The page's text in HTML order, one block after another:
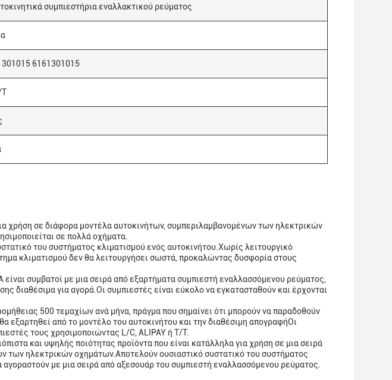
συμπιεστήρια εναλλακτικού ρεύματος
6161301015
χρήση σε διάφορα μοντέλα αυτοκινήτων, συμπεριλαμβανομένων των ηλεκτρικών
σε πολλά οχήματα.
του συστήματος κλιματισμού ενός αυτοκινήτου.Χωρίς λειτουργικό
κλιματισμού δεν θα λειτουργήσει σωστά, προκαλώντας δυσφορία στους
συμβατοί με μια σειρά από εξαρτήματα συμπιεστή εναλλασσόμενου ρεύματος,
διαθέσιμα για αγορά.Οι συμπιεστές είναι εύκολο να εγκατασταθούν και έρχονται
500 τεμαχίων ανά μήνα, πράγμα που σημαίνει ότι μπορούν να παραδοθούν
από το μοντέλο του αυτοκινήτου και την διαθέσιμη απογραφήΟι
τους χρησιμοποιώντας L/C, ALIPAY ή T/T.
και υψηλής ποιότητας προϊόντα που είναι κατάλληλα για χρήση σε μια σειρά
των ηλεκτρικών οχημάτων.Αποτελούν ουσιαστικό συστατικό του συστήματος
αγοραστούν με μια σειρά από αξεσουάρ του συμπιεστή εναλλασσόμενου ρεύματος.